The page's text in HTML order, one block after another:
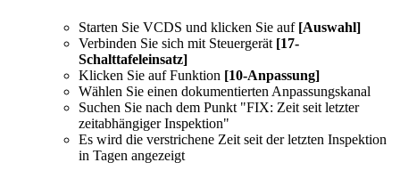
Starten Sie VCDS und klicken Sie auf [Auswahl]
Verbinden Sie sich mit Steuergerät [17-
Schalttafeleinsatz]
Klicken Sie auf Funktion [10-Anpassung]
Wählen Sie einen dokumentierten Anpassungskanal
Suchen Sie nach dem Punkt "FIX: Zeit seit letzter
zeitabhängiger Inspektion"
Es wird die verstrichene Zeit seit der letzten Inspektion
in Tagen angezeigt